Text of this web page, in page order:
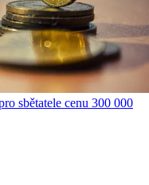
sbětatele cenu 300 000